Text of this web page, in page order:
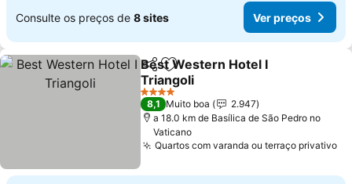
Consulte os preços de 8 sites Ver preços
PartilharAdicionar aos favoritos
Best Western Hotel I
Triangoli
4 Estrelas
8,1 Muito boa
2.947
a 18.0 km de Basílica de São Pedro no
Vaticano
Quartos com varanda ou terraço privativo